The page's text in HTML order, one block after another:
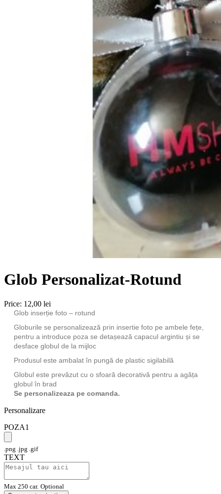
Glob Personalizat-Rotund
Price: 12,00 lei
Glob inserție foto – rotund
Globurile se personalizează prin insertie foto pe ambele fețe,
pentru a introduce poza se detașează capacul argintiu și se
desface globul de la mijloc
Produsul este ambalat în pungă de plastic sigilabilă
Globul este prevăzut cu o sfoară decorativă pentru a agăța
globul în brad
Se personalizeaza pe comanda.
Personalizare
POZA1
.png .jpg .gif
TEXT
Max 250 car. Optional